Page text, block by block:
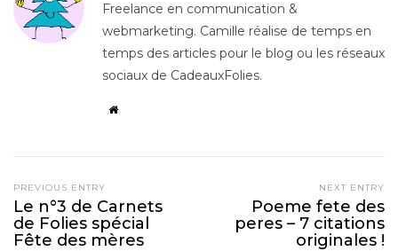
Freelance en communication &
webmarketing. Camille réalise de temps en
temps des articles pour le blog ou les réseaux
sociaux de CadeauxFolies.
PREVIOUS ENTRY
Le n°3 de Carnets
de Folies spécial
Fête des mères
NEXT ENTRY
Poeme fete des
peres – 7 citations
originales !